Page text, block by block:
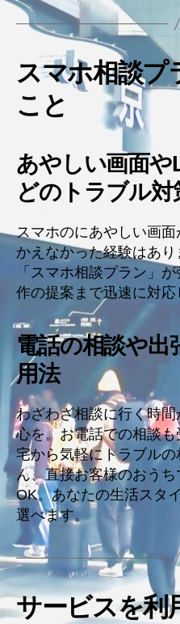
スマホ相談プ
こと
あやしい画面や
どのトラブル対
スマホのにあやしい画
かえなかった経験はあ
「スマホ相談プラン」
作の提案まで迅速に対応
電話の相談や出
用法
わざわざ相談に行く時
心を。お電話での相談
宅から気軽にトラブル
ん、直接お客様のおう
OK。あなたの生活スタ
選べます。
サービスを利